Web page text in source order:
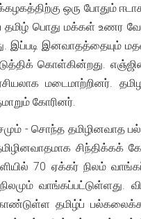
ஒரு போதும்
பொது மக்கள் உணர
இப்படி இனவாதத்தையும்
கொள்கின்றது.
மடைமாற்றினர்.
கோரினர்.
- சொந்த தமிழினவாத
சிந்திக்கக்
70 ஏக்கர் நிலம்
வாங்கப்பட்டுள்ளது.
தமிழ்ப்